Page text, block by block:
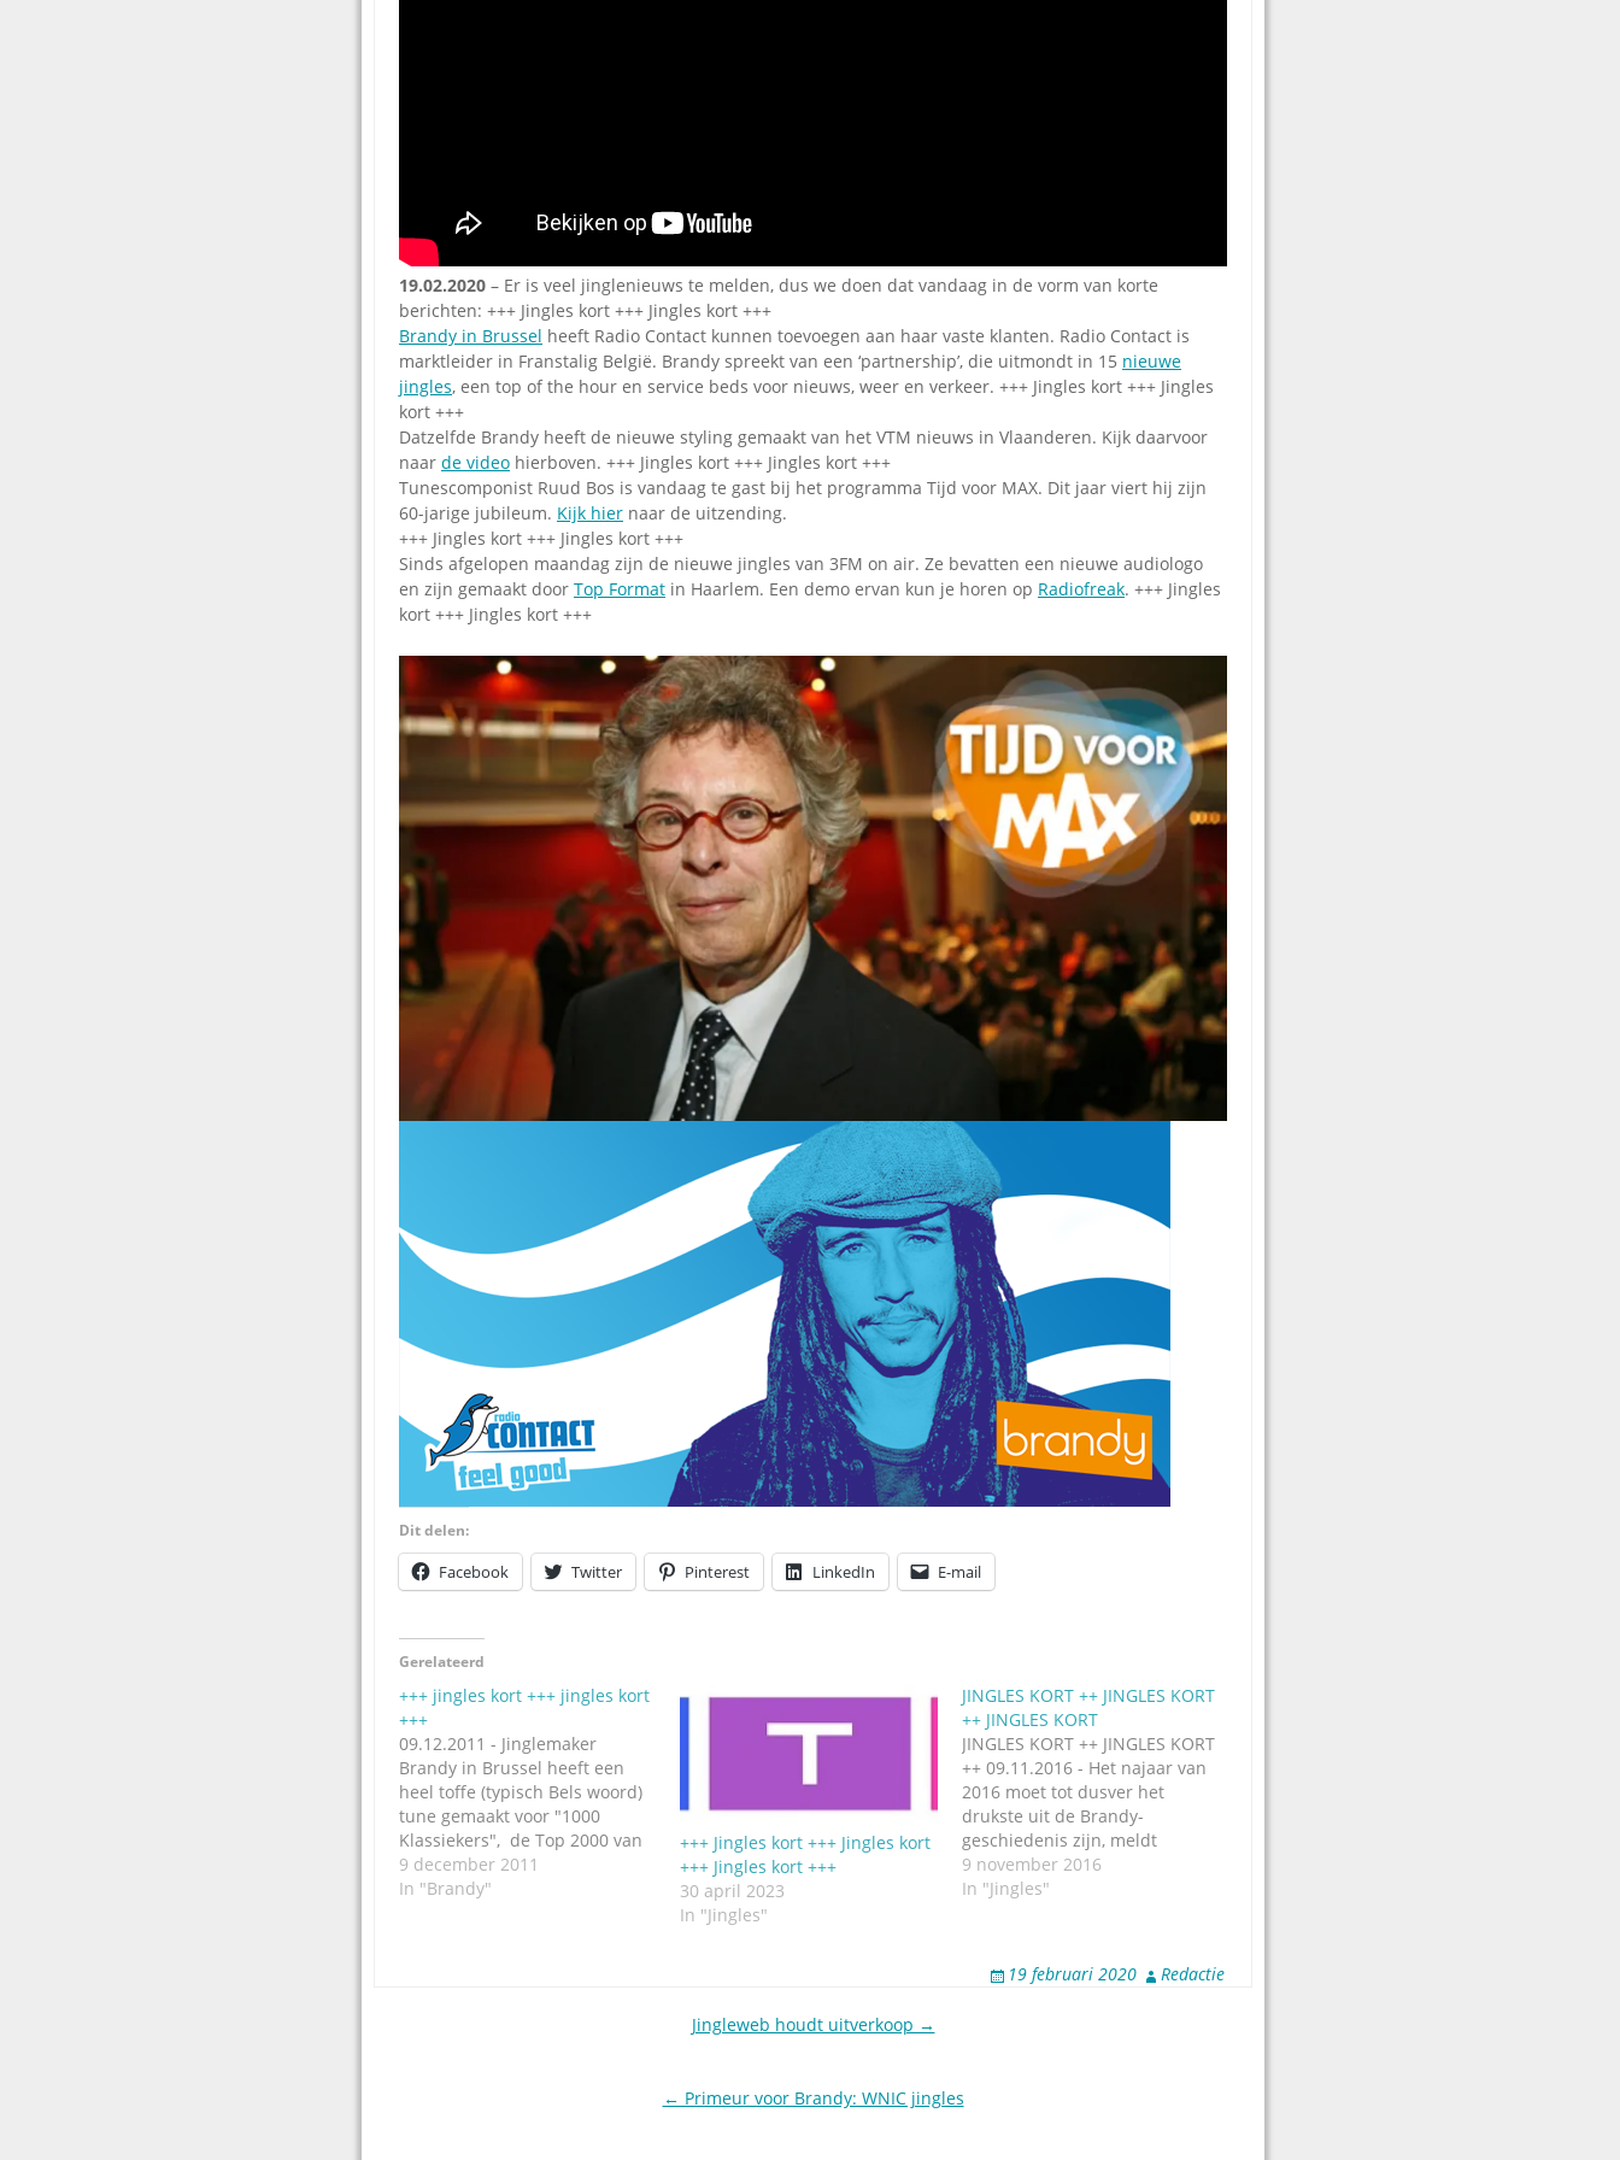
19.02.2020 – Er is veel jinglenieuws te melden, dus we doen dat vandaag in de vorm van korte
berichten: +++ Jingles kort +++ Jingles kort +++
Brandy in Brussel heeft Radio Contact kunnen toevoegen aan haar vaste klanten. Radio Contact is
marktleider in Franstalig België. Brandy spreekt van een ‘partnership’, die uitmondt in 15 nieuwe
jingles, een top of the hour en service beds voor nieuws, weer en verkeer. +++ Jingles kort +++ Jingles
kort +++
Datzelfde Brandy heeft de nieuwe styling gemaakt van het VTM nieuws in Vlaanderen. Kijk daarvoor
naar de video hierboven. +++ Jingles kort +++ Jingles kort +++
Tunescomponist Ruud Bos is vandaag te gast bij het programma Tijd voor MAX. Dit jaar viert hij zijn
60-jarige jubileum. Kijk hier naar de uitzending.
+++ Jingles kort +++ Jingles kort +++
Sinds afgelopen maandag zijn de nieuwe jingles van 3FM on air. Ze bevatten een nieuwe audiologo
en zijn gemaakt door Top Format in Haarlem. Een demo ervan kun je horen op Radiofreak. +++ Jingles
kort +++ Jingles kort +++
Dit delen:
Facebook Twitter Pinterest LinkedIn E-mail
Gerelateerd
+++ jingles kort +++ jingles kort
+++
09.12.2011 - Jinglemaker
Brandy in Brussel heeft een
heel toffe (typisch Bels woord)
tune gemaakt voor "1000
Klassiekers", de Top 2000 van
Radio 2 in België. Luisteren kan
je HIER. Het programma "1000
9 december 2011
In "Brandy"
+++ Jingles kort +++ Jingles kort
+++ Jingles kort +++
30 april 2023
In "Jingles"
JINGLES KORT ++ JINGLES KORT
++ JINGLES KORT
JINGLES KORT ++ JINGLES KORT
++ 09.11.2016 - Het najaar van
2016 moet tot dusver het
drukste uit de Brandy-
geschiedenis zijn, meldt
Brandy-boss Diederik
Decraene. Binnenkort komen
demo gemaakt en gepubliceerd
9 november 2016
In "Jingles"
19 februari 2020 Redactie
Jingleweb houdt uitverkoop →
← Primeur voor Brandy: WNIC jingles